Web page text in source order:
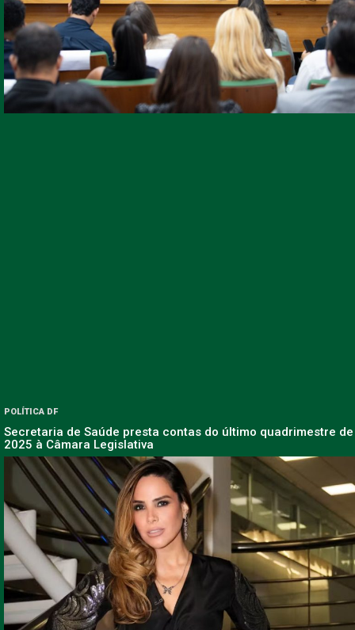
POLÍTICA DF
Secretaria de Saúde presta contas do último quadrimestre de
2025 à Câmara Legislativa